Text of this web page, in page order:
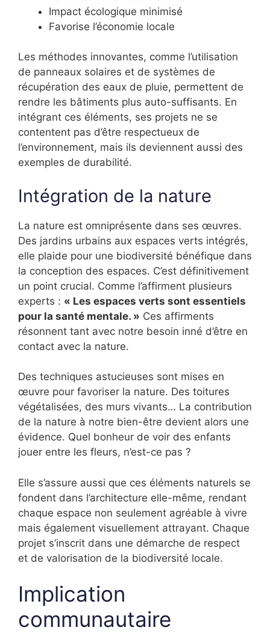
Impact écologique minimisé
Favorise l’économie locale
Les méthodes innovantes, comme l’utilisation
de panneaux solaires et de systèmes de
récupération des eaux de pluie, permettent de
rendre les bâtiments plus auto-suffisants. En
intégrant ces éléments, ses projets ne se
contentent pas d’être respectueux de
l’environnement, mais ils deviennent aussi des
exemples de durabilité.
Intégration de la nature
La nature est omniprésente dans ses œuvres.
Des jardins urbains aux espaces verts intégrés,
elle plaide pour une biodiversité bénéfique dans
la conception des espaces. C’est définitivement
un point crucial. Comme l’affirment plusieurs
experts : « Les espaces verts sont essentiels
pour la santé mentale. » Ces affirments
résonnent tant avec notre besoin inné d’être en
contact avec la nature.
Des techniques astucieuses sont mises en
œuvre pour favoriser la nature. Des toitures
végétalisées, des murs vivants… La contribution
de la nature à notre bien-être devient alors une
évidence. Quel bonheur de voir des enfants
jouer entre les fleurs, n’est-ce pas ?
Elle s’assure aussi que ces éléments naturels se
fondent dans l’architecture elle-même, rendant
chaque espace non seulement agréable à vivre
mais également visuellement attrayant. Chaque
projet s’inscrit dans une démarche de respect
et de valorisation de la biodiversité locale.
Implication
communautaire